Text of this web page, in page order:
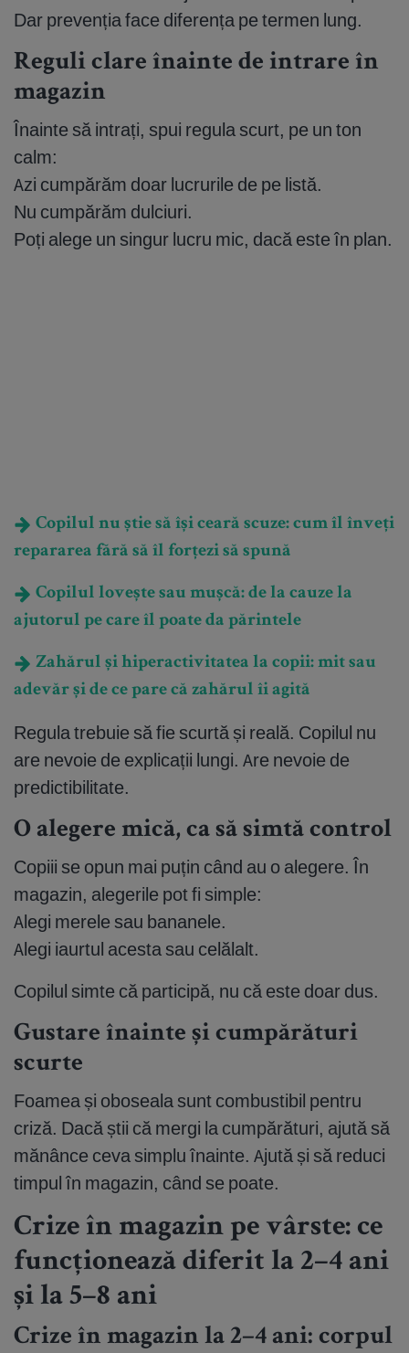
Dar prevenția face diferența pe termen lung.
Reguli clare înainte de intrare în
magazin
Înainte să intrați, spui regula scurt, pe un ton
calm:
Azi cumpărăm doar lucrurile de pe listă.
Nu cumpărăm dulciuri.
Poți alege un singur lucru mic, dacă este în plan.
Copilul nu știe să își ceară scuze: cum îl înveți
repararea fără să îl forțezi să spună
Copilul lovește sau mușcă: de la cauze la
ajutorul pe care îl poate da părintele
Zahărul și hiperactivitatea la copii: mit sau
adevăr și de ce pare că zahărul îi agită
Regula trebuie să fie scurtă și reală. Copilul nu
are nevoie de explicații lungi. Are nevoie de
predictibilitate.
O alegere mică, ca să simtă control
Copiii se opun mai puțin când au o alegere. În
magazin, alegerile pot fi simple:
Alegi merele sau bananele.
Alegi iaurtul acesta sau celălalt.
Copilul simte că participă, nu că este doar dus.
Gustare înainte și cumpărături
scurte
Foamea și oboseala sunt combustibil pentru
criză. Dacă știi că mergi la cumpărături, ajută să
mănânce ceva simplu înainte. Ajută și să reduci
timpul în magazin, când se poate.
Crize în magazin pe vârste: ce
funcționează diferit la 2–4 ani
și la 5–8 ani
Crize în magazin la 2–4 ani: corpul